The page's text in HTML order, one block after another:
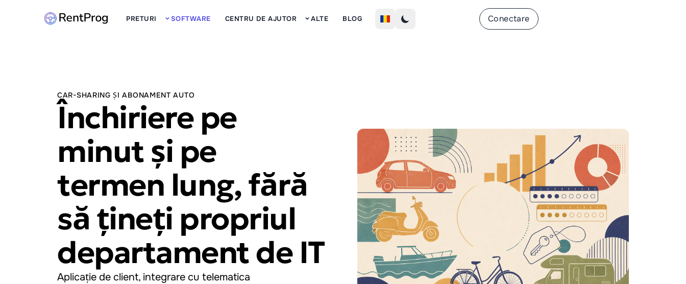
PRETURI SOFTWARE CENTRU DE AJUTOR ALTE BLOG Conectare
CAR-SHARING ȘI ABONAMENT AUTO
Închiriere pe
minut și pe
termen lung, fără
să țineți propriul
departament de IT
Aplicație de client, integrare cu telematica